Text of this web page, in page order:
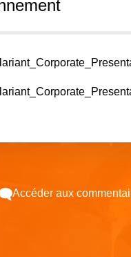
Accéder aux